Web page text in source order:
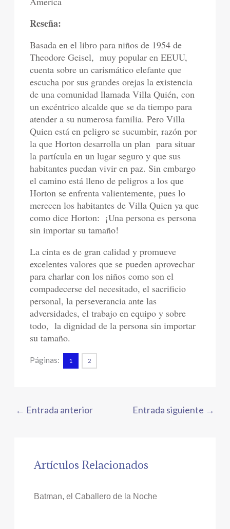
Reseña:
Basada en el libro para niños de 1954 de
Theodore Geisel, muy popular en EEUU,
cuenta sobre un carismático elefante que
escucha por sus grandes orejas la existencia
de una comunidad llamada Villa Quién, con
un excéntrico alcalde que se da tiempo para
atender a su numerosa familia. Pero Villa
Quien está en peligro se sucumbir, razón por
la que Horton desarrolla un plan para situar
la partícula en un lugar seguro y que sus
habitantes puedan vivir en paz. Sin embargo
el camino está lleno de peligros a los que
Horton se enfrenta valientemente, pues lo
merecen los habitantes de Villa Quien ya que
como dice Horton: ¡Una persona es persona
sin importar su tamaño!
La cinta es de gran calidad y promueve
excelentes valores que se pueden aprovechar
para charlar con los niños como son el
compadecerse del necesitado, el sacrificio
personal, la perseverancia ante las
adversidades, el trabajo en equipo y sobre
todo, la dignidad de la persona sin importar
su tamaño.
Páginas: 1 2
← Entrada anterior Entrada siguiente →
Artículos Relacionados
Batman, el Caballero de la Noche